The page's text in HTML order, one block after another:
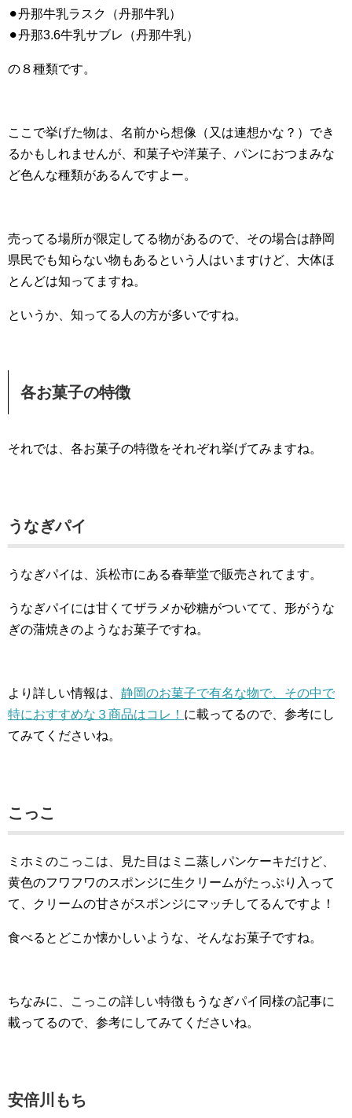
⚫︎丹那牛乳ラスク（丹那牛乳）
⚫︎丹那3.6牛乳サブレ（丹那牛乳）
の８種類です。
ここで挙げた物は、名前から想像（又は連想かな？）でき
るかもしれませんが、和菓子や洋菓子、パンにおつまみな
ど色んな種類があるんですよー。
売ってる場所が限定してる物があるので、その場合は静岡
県民でも知らない物もあるという人はいますけど、大体ほ
とんどは知ってますね。
というか、知ってる人の方が多いですね。
各お菓子の特徴
それでは、各お菓子の特徴をそれぞれ挙げてみますね。
うなぎパイ
うなぎパイは、浜松市にある春華堂で販売されてます。
うなぎパイには甘くてザラメか砂糖がついてて、形がうな
ぎの蒲焼きのようなお菓子ですね。
より詳しい情報は、 静岡のお菓子で有名な物で、その中で
特におすすめな３商品はコレ！ に載ってるので、参考にし
てみてくださいね。
こっこ
ミホミのこっこは、見た目はミニ蒸しパンケーキだけど、
黄色のフワフワのスポンジに生クリームがたっぷり入って
て、クリームの甘さがスポンジにマッチしてるんですよ！
食べるとどこか懐かしいような、そんなお菓子ですね。
ちなみに、こっこの詳しい特徴もうなぎパイ同様の記事に
載ってるので、参考にしてみてくださいね。
安倍川もち